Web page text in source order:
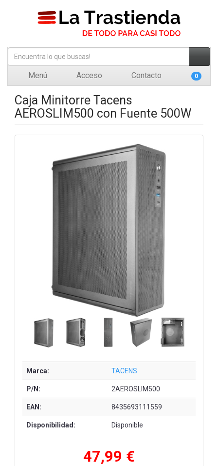
Menú Acceso Contacto 0
Caja Minitorre Tacens
AEROSLIM500 con Fuente 500W
Marca: TACENS
P/N: 2AEROSLIM500
EAN: 8435693111559
Disponibilidad: Disponible
47,99 €